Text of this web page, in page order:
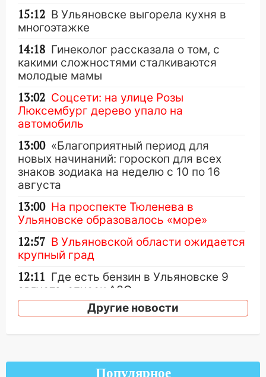
15:12 В Ульяновске выгорела кухня в
многоэтажке
14:18 Гинеколог рассказала о том, с
какими сложностями сталкиваются
молодые мамы
13:02 Соцсети: на улице Розы
Люксембург дерево упало на
автомобиль
13:00 «Благоприятный период для
новых начинаний: гороскоп для всех
знаков зодиака на неделю с 10 по 16
августа
13:00 На проспекте Тюленева в
Ульяновске образовалось «море»
12:57 В Ульяновской области ожидается
крупный град
12:11 Где есть бензин в Ульяновске 9
августа: список АЗС
11:55
Соцсети: светофор упал на
11:00 В Ульяновской области люди в
СНТ сидят без света
Другие новости
Популярное